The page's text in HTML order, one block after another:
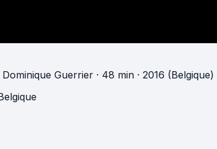
Dominique Guerrier · 48 min · 2016 (Belgique)